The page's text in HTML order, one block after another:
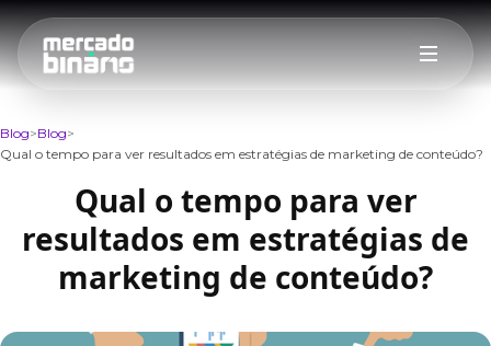
Blog Blog
Qual o tempo para ver resultados em estratégias de marketing de conteúdo?
Qual o tempo para ver
resultados em estratégias de
marketing de conteúdo?